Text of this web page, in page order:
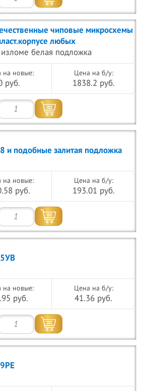
чиповые микросхемы
любых
белая подложка
на новые:
руб.
Цена на б/у:
1838.2 руб.
и подобные залитая подложка
на новые:
руб.
Цена на б/у:
193.01 руб.
на новые:
руб.
Цена на б/у:
41.36 руб.